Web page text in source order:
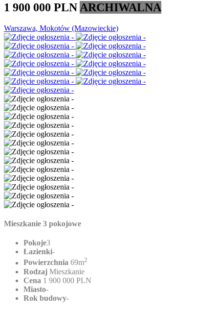
1 900 000 PLN ARCHIWALNA
Warszawa, Mokotów (Mazowieckie)
Mieszkanie 3 pokojowe
Pokoje3
Łazienki-
Powierzchnia 69m2
Rodzaj Mieszkanie
Cena 1 900 000 PLN
Miasto-
Rok budowy-